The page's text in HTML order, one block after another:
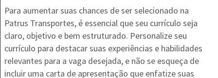
Para aumentar suas chances de ser selecionado na
Patrus Transportes, é essencial que seu currículo seja
claro, objetivo e bem estruturado. Personalize seu
currículo para destacar suas experiências e habilidades
relevantes para a vaga desejada, e não se esqueça de
incluir uma carta de apresentação que enfatize suas